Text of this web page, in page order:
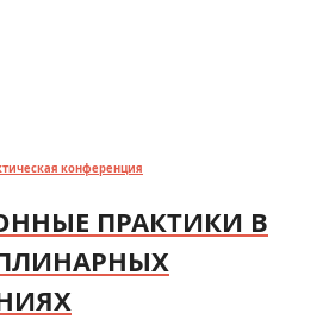
конференция
ПРАКТИКИ В